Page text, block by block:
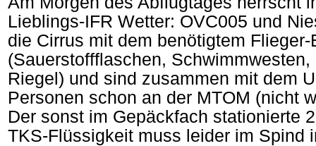
Lieblings-IFR Wetter: OVC005 und
die Cirrus mit dem benötigtem
(Sauerstoffflaschen,
Riegel) und sind zusammen mit dem
Personen schon an der MTOM (nicht
Der sonst im Gepäckfach stationierte
TKS-Flüssigkeit muss leider im Spind